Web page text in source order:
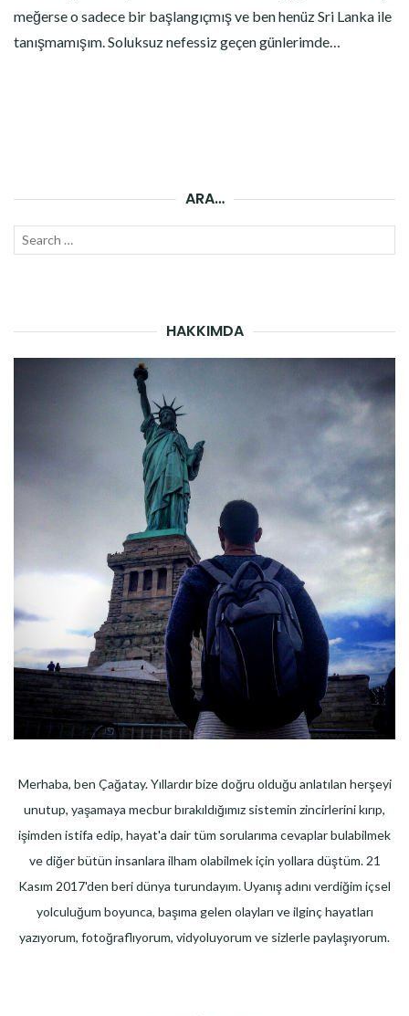
meğerse o sadece bir başlangıçmış ve ben henüz Sri Lanka ile
tanışmamışım. Soluksuz nefessiz geçen günlerimde…
ARA…
Search
HAKKIMDA
Merhaba, ben Çağatay. Yıllardır bize doğru olduğu anlatılan herşeyi
unutup, yaşamaya mecbur bırakıldığımız sistemin zincirlerini kırıp,
işimden istifa edip, hayat'a dair tüm sorularıma cevaplar bulabilmek
ve diğer bütün insanlara ilham olabilmek için yollara düştüm. 21
Kasım 2017'den beri dünya turundayım. Uyanış adını verdiğim içsel
yolculuğum boyunca, başıma gelen olayları ve ilginç hayatları
yazıyorum, fotoğraflıyorum, vidyoluyorum ve sizlerle paylaşıyorum.